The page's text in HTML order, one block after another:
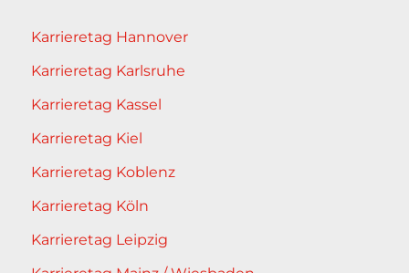
Karrieretag Hannover
Karrieretag Karlsruhe
Karrieretag Kassel
Karrieretag Kiel
Karrieretag Koblenz
Karrieretag Köln
Karrieretag Leipzig